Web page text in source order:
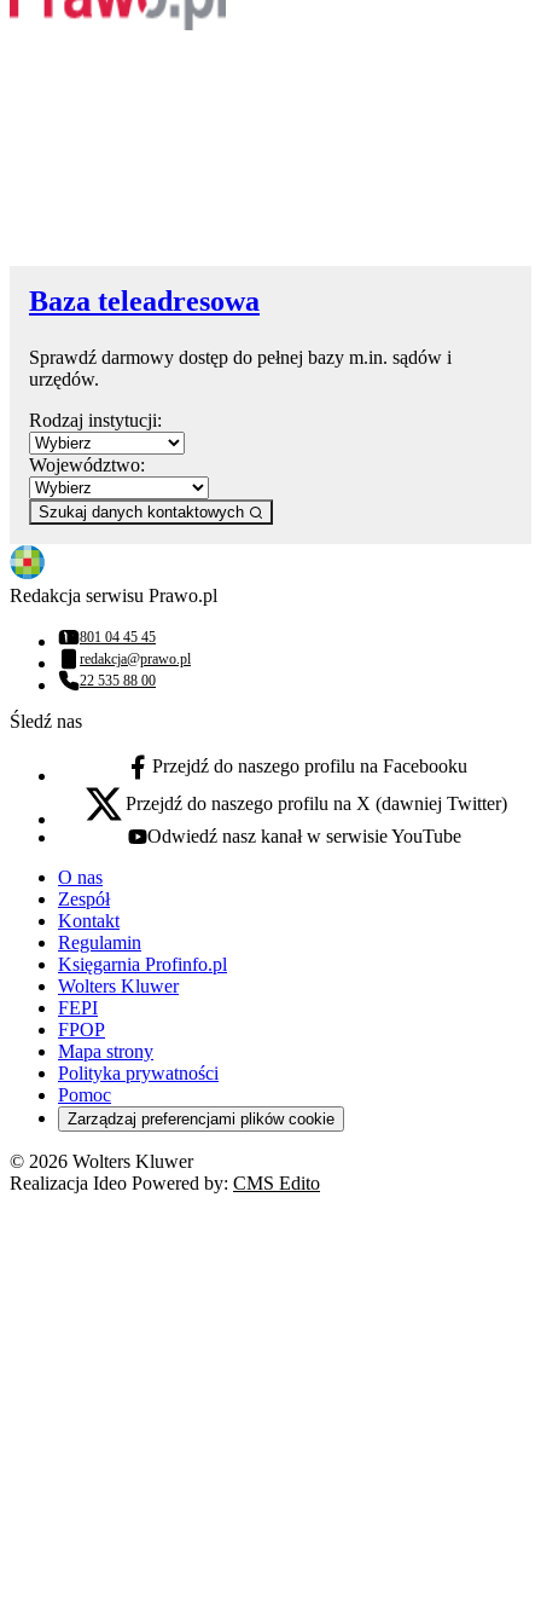
Baza teleadresowa
Sprawdź darmowy dostęp do pełnej bazy m.in. sądów i
urzędów.
Rodzaj instytucji:
Województwo:
Szukaj danych kontaktowych
Redakcja serwisu Prawo.pl
Numer telefonu:
801 04 45 45
Adres email:
redakcja@prawo.pl
Numer telefonu:
22 535 88 00
Śledź nas
facebook - otwiera się w nowej karcie
Przejdź do naszego profilu na Facebooku
x - otwiera się w nowej karcie
Przejdź do naszego profilu na X (dawniej Twitter)
youtube - otwiera się w nowej karcie
Odwiedź nasz kanał w serwisie YouTube
O nas
Zespół
Kontakt
Regulamin
Księgarnia Profinfo.pl
Wolters Kluwer
FEPI
FPOP
Mapa strony
Polityka prywatności
Pomoc
Zarządzaj preferencjami plików cookie
© 2026 Wolters Kluwer
Realizacja Ideo Powered by: CMS Edito